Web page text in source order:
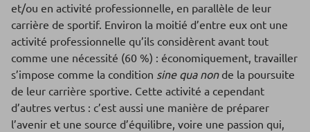
et/ou en activité professionnelle, en parallèle de leur
carrière de sportif. Environ la moitié d’entre eux ont une
activité professionnelle qu’ils considèrent avant tout
comme une nécessité (60 %) : économiquement, travailler
s’impose comme la condition sine qua nonde la poursuite
de leur carrière sportive. Cette activité a cependant
d’autres vertus : c’est aussi une manière de préparer
l’avenir et une source d’équilibre, voire une passion qui,